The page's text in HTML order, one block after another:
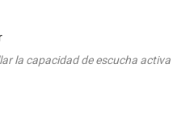
la capacidad de escucha activa